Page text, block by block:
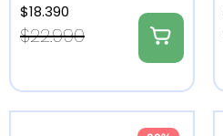
$22.990
$18.390